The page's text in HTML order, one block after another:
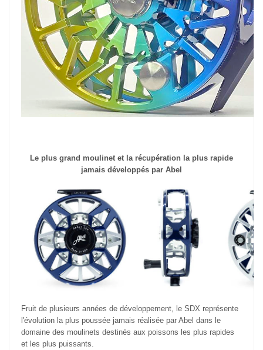
Le plus grand moulinet et la récupération la plus rapide
jamais développés par Abel
Fruit de plusieurs années de développement, le SDX représente
l'évolution la plus poussée jamais réalisée par Abel dans le
domaine des moulinets destinés aux poissons les plus rapides
et les plus puissants.